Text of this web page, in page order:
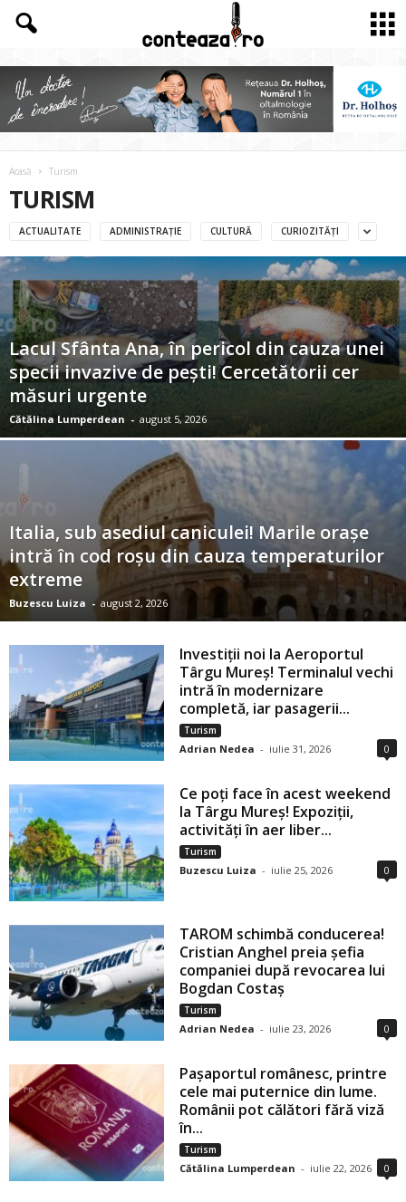
Acasă Turism
TURISM
ACTUALITATE ADMINISTRAȚIE CULTURĂ CURIOZITĂȚI
Lacul Sfânta Ana, în pericol din cauza unei
specii invazive de pești! Cercetătorii cer
măsuri urgente
Cătălina Lumperdean - august 5, 2026
Italia, sub asediul caniculei! Marile orașe
intră în cod roșu din cauza temperaturilor
extreme
Buzescu Luiza - august 2, 2026
Investiții noi la Aeroportul
Târgu Mureș! Terminalul vechi
intră în modernizare
completă, iar pasagerii...
Turism
Adrian Nedea - iulie 31, 2026 0
Ce poți face în acest weekend
la Târgu Mureș! Expoziții,
activități în aer liber...
Turism
Buzescu Luiza - iulie 25, 2026 0
TAROM schimbă conducerea!
Cristian Anghel preia șefia
companiei după revocarea lui
Bogdan Costaș
Turism
Adrian Nedea - iulie 23, 2026 0
Pașaportul românesc, printre
cele mai puternice din lume.
Românii pot călători fără viză
în...
Turism
Cătălina Lumperdean - iulie 22, 2026 0